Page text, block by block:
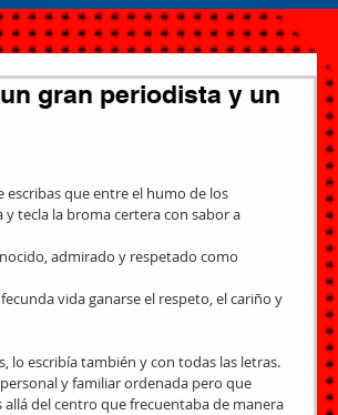
gran periodista y un
escribas que entre el humo de los
tecla la broma certera con sabor a
admirado y respetado como
vida ganarse el respeto, el cariño y
lo escribía también y con todas las letras.
y familiar ordenada pero que
del centro que frecuentaba de manera